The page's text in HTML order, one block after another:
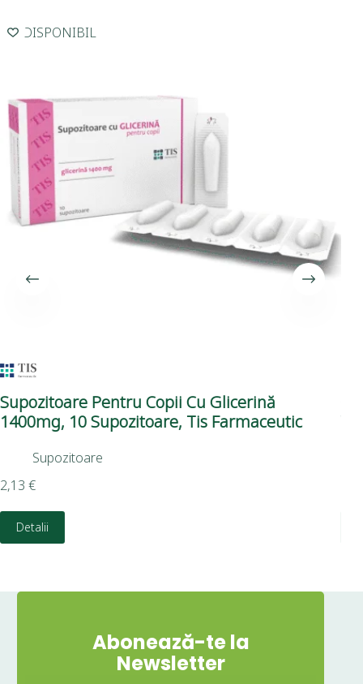
INDISPONIBIL
Supozitoare Pentru Copii Cu Glicerină
1400mg, 10 Supozitoare, Tis Farmaceutic
Supozitoare
2,13 €
Detalii
Abonează-te la
Newsletter